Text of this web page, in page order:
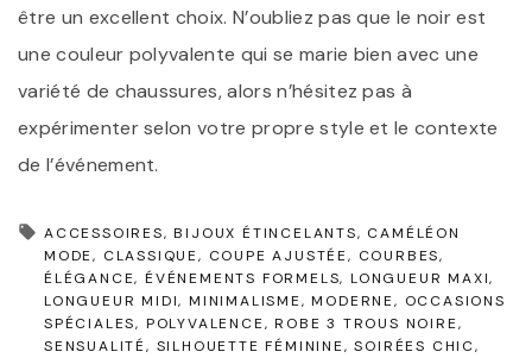
être un excellent choix. N’oubliez pas que le noir est
une couleur polyvalente qui se marie bien avec une
variété de chaussures, alors n’hésitez pas à
expérimenter selon votre propre style et le contexte
de l’événement.
ACCESSOIRES BIJOUX ÉTINCELANTS
CAMÉLÉON
MODE
CLASSIQUE COUPE AJUSTÉE
COURBES
ÉLÉGANCE ÉVÉNEMENTS FORMELS LONGUEUR MAXI
LONGUEUR MIDI MINIMALISME MODERNE
OCCASIONS
SPÉCIALES POLYVALENCE
ROBE 3 TROUS NOIRE
SENSUALITÉ SILHOUETTE FÉMININE
SOIRÉES CHIC